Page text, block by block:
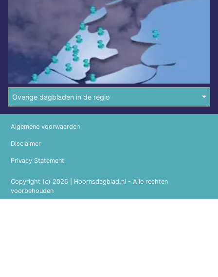
Overige dagbladen in de regio
Copyright (c) 2026 | Hoornsdagblad.nl - Alle rechten
voorbehouden
Algemene voorwaarden
Disclaimer
Privacy Statement